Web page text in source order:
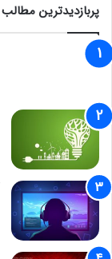
پربازدیدترین مطالب